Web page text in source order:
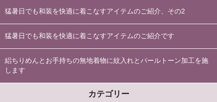
猛暑日でも和装を快適に着こなすアイテムのご紹介、その2
猛暑日でも和装を快適に着こなすアイテムのご紹介です
絽ちりめんとお手持ちの無地着物に紋入れとパールトーン加工を施
します
カテゴリー